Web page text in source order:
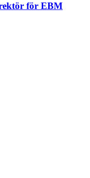
för EBM